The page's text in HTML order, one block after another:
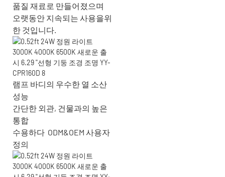
품질 재료로 만들어졌으며
오랫동안 지속되는 사용을위
한 것입니다.
램프 바디의 우수한 열 소산
성능
간단한 외관, 건물과의 높은
통합
수용하다 ODM&OEM 사용자
정의